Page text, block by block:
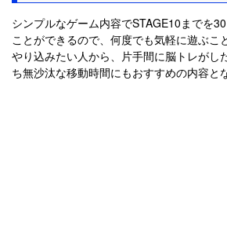
シンプルなゲーム内容でSTAGE10までを
ことができるので、何度でも気軽に遊ぶこ
やり込みたい人から、片手間に脳トレがし
ち無沙汰な移動時間にもおすすめの内容と